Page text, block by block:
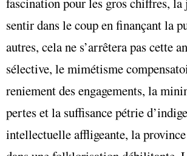
sentir dans le coup en finançant la
autres, cela ne s’arrêtera pas cette
sélective, le mimétisme
reniement des engagements, la
pertes et la suffisance pétrie
intellectuelle affligeante, la